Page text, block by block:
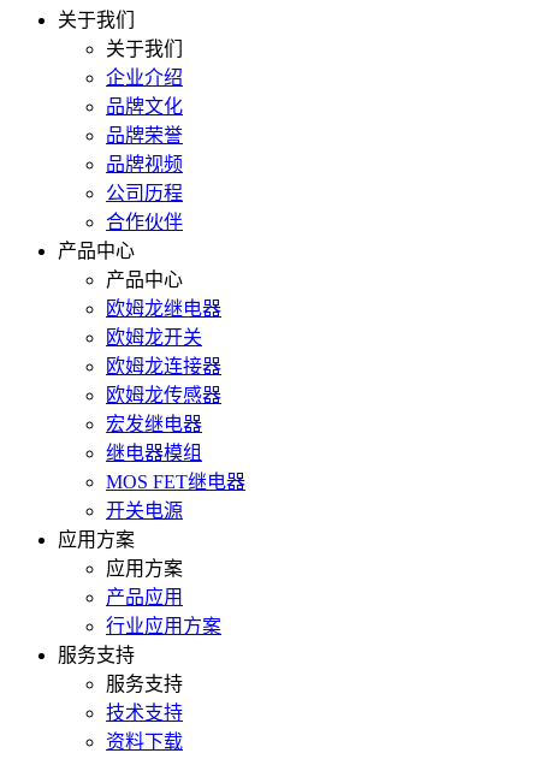
关于我们
关于我们
企业介绍
品牌文化
品牌荣誉
品牌视频
公司历程
合作伙伴
产品中心
产品中心
欧姆龙继电器
欧姆龙开关
欧姆龙连接器
欧姆龙传感器
宏发继电器
继电器模组
MOS FET继电器
开关电源
应用方案
应用方案
产品应用
行业应用方案
服务支持
服务支持
技术支持
资料下载